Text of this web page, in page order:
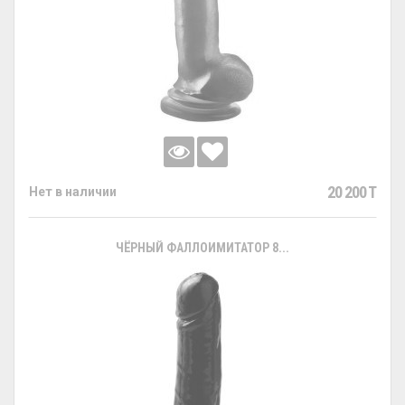
Нет в наличии 20 200 T
ЧЁРНЫЙ ФАЛЛОИМИТАТОР 8...